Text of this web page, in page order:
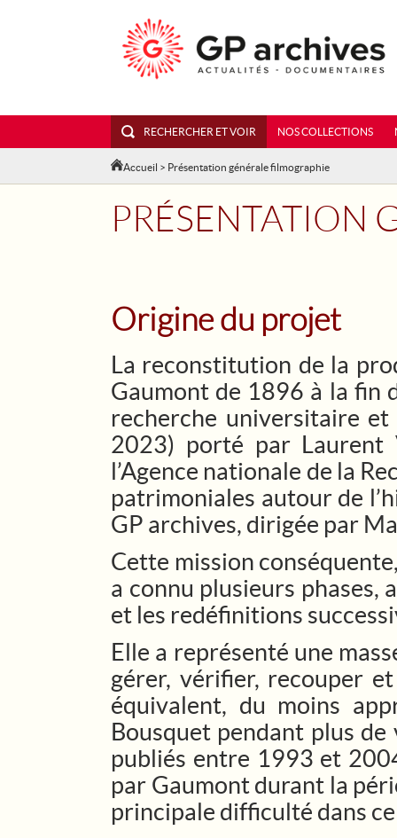
RECHERCHER ET VOIR NOS COLLECTIONS
Accueil > Présentation générale filmographie
PRÉSENTATION
Origine du projet
La reconstitution de la
Gaumont de 1896 à la fin
recherche universitaire
2023) porté par Laurent
l’Agence nationale de la
patrimoniales autour de
GP archives, dirigée par
Cette mission
a connu plusieurs phases,
et les redéfinitions
Elle a représenté une
gérer, vérifier, recouper
équivalent, du moins
Bousquet pendant plus
publiés entre 1993 et
par Gaumont durant la
principale difficulté dans